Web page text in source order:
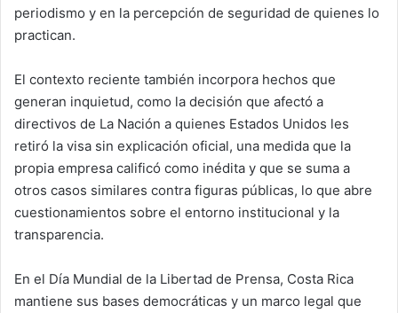
periodismo y en la percepción de seguridad de quienes lo
practican.
El contexto reciente también incorpora hechos que
generan inquietud, como la decisión que afectó a
directivos de La Nación a quienes Estados Unidos les
retiró la visa sin explicación oficial, una medida que la
propia empresa calificó como inédita y que se suma a
otros casos similares contra figuras públicas, lo que abre
cuestionamientos sobre el entorno institucional y la
transparencia.
En el Día Mundial de la Libertad de Prensa, Costa Rica
mantiene sus bases democráticas y un marco legal que